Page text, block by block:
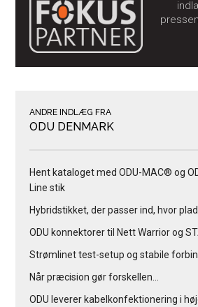
ANDRE INDLÆG FRA
ODU DENMARK
Hent kataloget med ODU-MAC® og
Line stik
Hybridstikket, der passer ind, hvor
ODU konnektorer til Nett Warrior og
Strømlinet test-setup og stabile
Når præcision gør forskellen…
ODU leverer kabelkonfektionering i